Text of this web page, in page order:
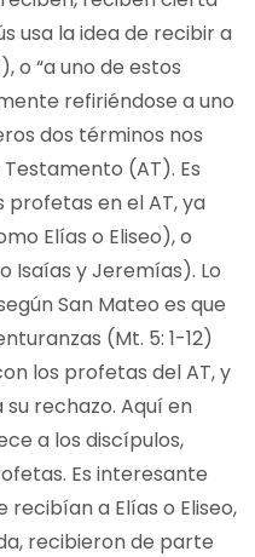
usa la idea de recibir a
o “a uno de estos
refiriéndose a uno
dos términos nos
(AT). Es
profetas en el AT, ya
Elías o Eliseo), o
y Jeremías). Lo
San Mateo es que
(Mt. 5: 1-12)
los profetas del AT, y
rechazo. Aquí en
a los discípulos,
Es interesante
a Elías o Eliseo,
recibieron de parte